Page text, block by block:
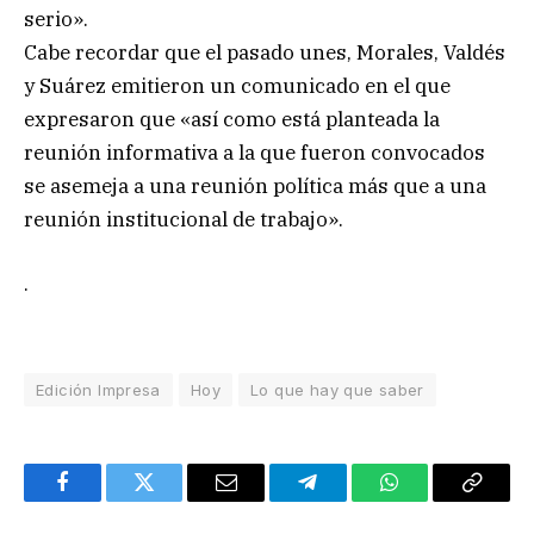
serio».
Cabe recordar que el pasado unes, Morales, Valdés
y Suárez emitieron un comunicado en el que
expresaron que «así como está planteada la
reunión informativa a la que fueron convocados
se asemeja a una reunión política más que a una
reunión institucional de trabajo».
.
Edición Impresa Hoy Lo que hay que saber
FacebookTwitter Email TelegramWhatsAppCopy